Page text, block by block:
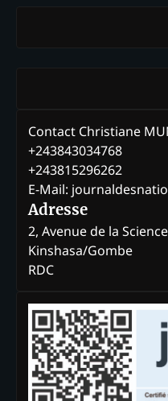
Contact Christiane
+243843034768
+243815296262
E-Mail:
Adresse
2, Avenue de la Science
Kinshasa/Gombe
RDC